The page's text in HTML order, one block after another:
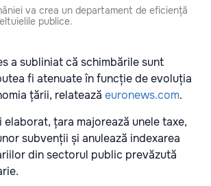
va crea un departament de eficiență
publice.
a subliniat că schimbările sunt
fi atenuate în funcție de evoluția
țării, relatează euronews.com.
țara majorează unele taxe,
subvenții și anulează indexarea
din sectorul public prevăzută